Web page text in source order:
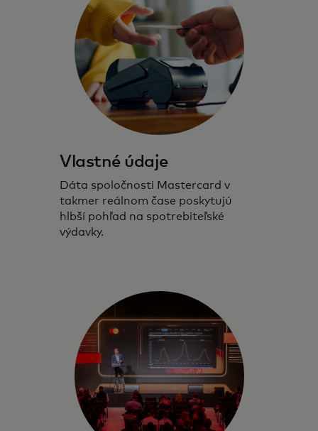
Vlastné údaje
Dáta spoločnosti Mastercard v
takmer reálnom čase poskytujú
hlbší pohľad na spotrebiteľské
výdavky.